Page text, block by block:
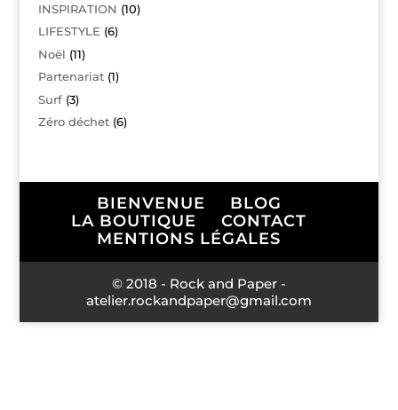
INSPIRATION (10)
LIFESTYLE (6)
Noël (11)
Partenariat(1)
Surf(3)
Zéro déchet(6)
BIENVENUE
BLOG
LA BOUTIQUE
CONTACT
MENTIONS LÉGALES
© 2018 - Rock and Paper -
atelier.rockandpaper@gmail.com